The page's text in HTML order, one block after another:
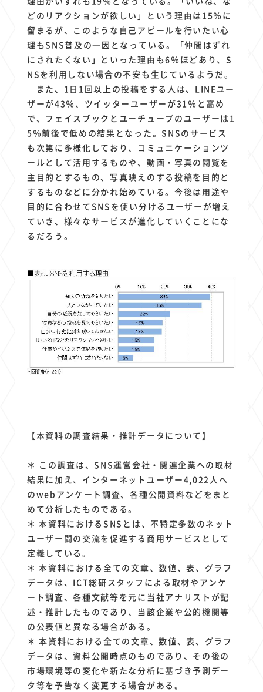
どのリアクションが欲しい」という理由は15％に
留まるが、このような自己アピールを行いたい心
理もSNS普及の一因となっている。「仲間はずれ
にされたくない」といった理由も6％ほどあり、S
NSを利用しない場合の不安も生じているようだ。
また、1日1回以上の投稿をする人は、LINEユー
ザーが43％、ツイッターユーザーが31％と高め
で、フェイスブックとユーチューブのユーザーは1
5％前後で低めの結果となった。SNSのサービス
も次第に多様化しており、コミュニケーションツ
ールとして活用するものや、動画・写真の閲覧を
主目的とするもの、写真映えのする投稿を目的と
するものなどに分かれ始めている。今後は用途や
目的に合わせてSNSを使い分けるユーザーが増え
ていき、様々なサービスが進化していくことにな
るだろう。
【本資料の調査結果・推計データについて】
＊ この調査は、SNS運営会社・関連企業への取材
結果に加え、インターネットユーザー4,022人へ
のwebアンケート調査、各種公開資料などをまと
めて分析したものである。
＊ 本資料におけるSNSとは、不特定多数のネット
ユーザー間の交流を促進する商用サービスとして
定義している。
＊ 本資料における全ての文章、数値、表、グラフ
データは、ICT総研スタッフによる取材やアンケ
ート調査、各種文献等を元に当社アナリストが記
述・推計したものであり、当該企業や公的機関等
の公表値と異なる場合がある。
＊ 本資料における全ての文章、数値、表、グラフ
データは、資料公開時点のものであり、その後の
市場環境等の変化や新たな分析に基づき予測デー
タ等を予告なく変更する場合がある。